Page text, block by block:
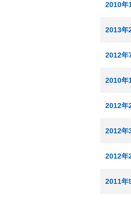
2010年
2013年
2012年
2010年
2012年
2012年
2012年
2011年